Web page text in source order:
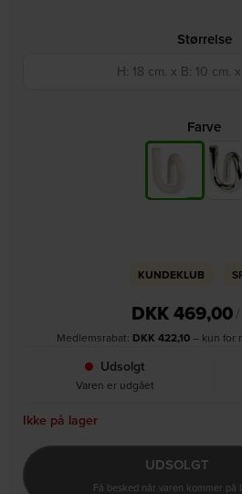
Størrelse
H: 18 cm. x B: 10 cm.
Farve
KUNDEKLUB
DKK469,00/
Medlemsrabat: DKK 422,10– kun for
Udsolgt
Varen er udgået
Ikke på lager
UDSOLGT
Få besked når varen kommer på